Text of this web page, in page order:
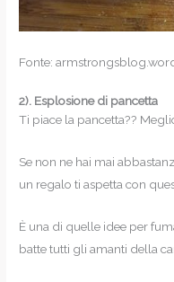
Fonte:
2). Esplosione di pancetta
Ti piace la pancetta??
Se non ne hai mai
un regalo ti aspetta con
È una di quelle idee per
batte tutti gli amanti della